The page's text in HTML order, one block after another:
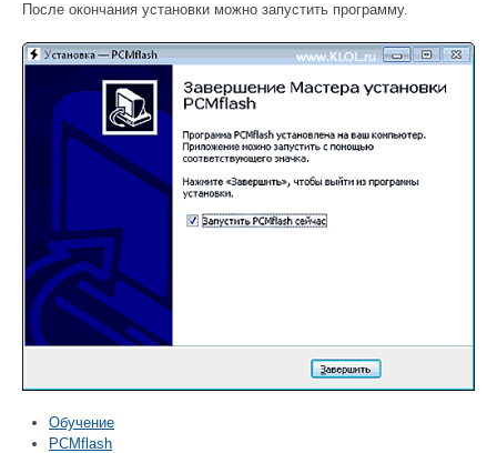
После окончания установки можно запустить программу.
Обучение
PCMflash